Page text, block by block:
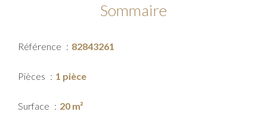
Sommaire
Référence 82843261
Pièces 1 pièce
Surface 20 m²